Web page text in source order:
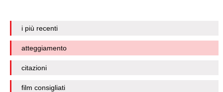
i più recenti
atteggiamento
citazioni
film consigliati